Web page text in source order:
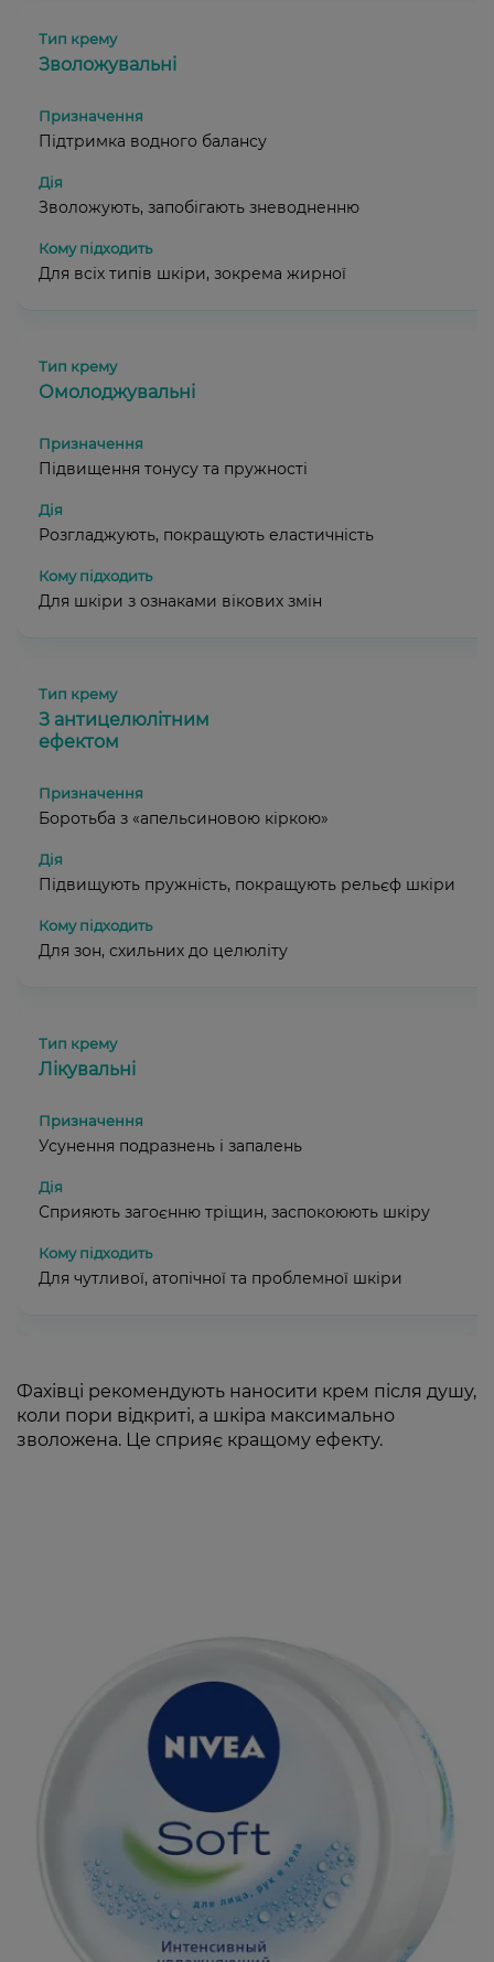
Зволожувальні
Підтримка водного балансу
Зволожують, запобігають зневодненню
Для всіх типів шкіри, зокрема жирної
Омолоджувальні
Підвищення тонусу та пружності
Розгладжують, покращують еластичність
Для шкіри з ознаками вікових змін
З антицелюлітним
ефектом
Боротьба з «апельсиновою кіркою»
Підвищують пружність, покращують рельєф шкіри
Для зон, схильних до целюліту
Лікувальні
Усунення подразнень і запалень
Сприяють загоєнню тріщин, заспокоюють шкіру
Для чутливої, атопічної та проблемної шкіри
Фахівці рекомендують наносити крем після душу,
коли пори відкриті, а шкіра максимально
зволожена. Це сприяє кращому ефекту.